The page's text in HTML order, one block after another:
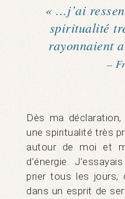
« …j’ai
spiritualité
rayonnaient
–
Dès ma
une spiritualité très
autour de moi et
d’énergie.
prier tous les jours,
dans un esprit de